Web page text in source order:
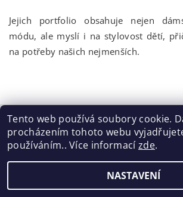
Jejich portfolio obsahuje nejen
módu, ale myslí i na stylovost dětí,
na potřeby našich nejmenších.
Tabulka velikostí | Doprava a Platba
Podmínky ochrany osobních údajů |
Výměna / vrácení zboží
2026 ©ELISEN, všechna práva
Tento web používá soubory cookie.
procházením tohoto webu
používáním.. Více informacízde.
NASTAVENÍ